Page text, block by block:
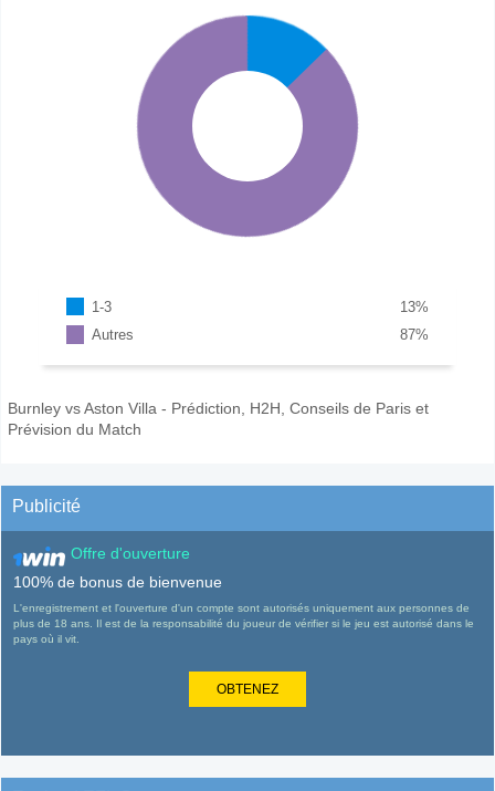
1-3 %
13
Autres
%
87
Burnley vs Aston Villa - Prédiction, H2H, Conseils de Paris et
Prévision du Match
Publicité
Offre d'ouverture
100% de bonus de bienvenue
L'enregistrement et l'ouverture d'un compte sont autorisés uniquement aux personnes de
plus de 18 ans. Il est de la responsabilité du joueur de vérifier si le jeu est autorisé dans le
pays où il vit.
OBTENEZ